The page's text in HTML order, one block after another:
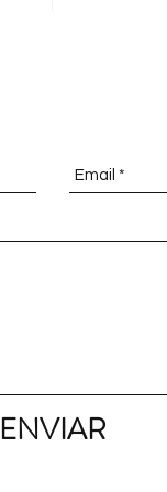
ENVIAR